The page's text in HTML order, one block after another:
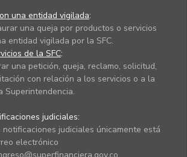
una entidad vigilada:
una queja por productos o servicios
entidad vigilada por la SFC.
de la SFC:
una petición, queja, reclamo, solicitud,
con relación a los servicios o a la
Superintendencia.
judiciales:
notificaciones judiciales únicamente está
electrónico